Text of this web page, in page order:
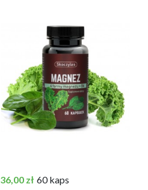
Cena
36,00 zł 60 kaps